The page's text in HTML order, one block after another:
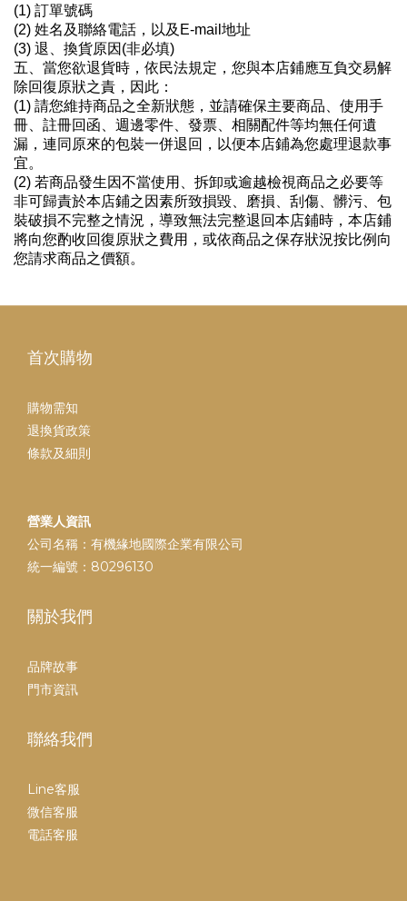
(1) 訂單號碼
(2) 姓名及聯絡電話，以及E-mail地址
(3) 退、換貨原因(非必填)
五、當您欲退貨時，依民法規定，您與本店鋪應互負交易解
除回復原狀之責，因此：
(1) 請您維持商品之全新狀態，並請確保主要商品、使用手
冊、註冊回函、週邊零件、發票、相關配件等均無任何遺
漏，連同原來的包裝一併退回，以便本店鋪為您處理退款事
宜。
(2) 若商品發生因不當使用、拆卸或逾越檢視商品之必要等
非可歸責於本店鋪之因素所致損毀、磨損、刮傷、髒污、包
裝破損不完整之情況，導致無法完整退回本店鋪時，本店鋪
將向您酌收回復原狀之費用，或依商品之保存狀況按比例向
您請求商品之價額。
首次購物
購物需知
退換貨政策
條款及細則
營業人資訊
公司名稱：有機緣地國際企業有限公司
統一編號：80296130
關於我們
品牌故事
門市資訊
聯絡我們
Line客服
微信客服
電話客服